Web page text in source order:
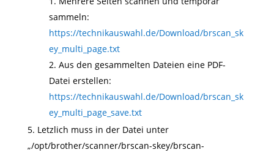
sammeln:
https://technikauswahl.de/Download/brscan_sk
ey_multi_page.txt
Aus den gesammelten Dateien eine PDF-
Datei erstellen:
https://technikauswahl.de/Download/brscan_sk
ey_multi_page_save.txt
Letzlich muss in der Datei unter
„/opt/brother/scanner/brscan-skey/brscan-